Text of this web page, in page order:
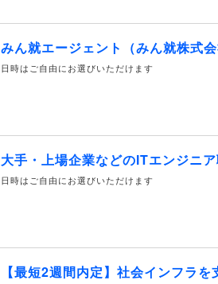
みん就エージェント（みん就株式会
日時はご自由にお選びいただけます
大手・上場企業などのITエンジニ
日時はご自由にお選びいただけます
【最短2週間内定】社会インフラ